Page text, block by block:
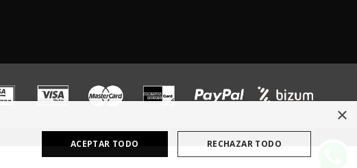
×
ACEPTAR TODO RECHAZAR TODO